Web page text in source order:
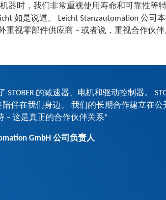
器时，我们非常重视使用寿命和可靠性等
如是说道。 Leicht Stanzautomation 公
重视零部件供应商 – 或者说，重视合作伙伴
的减速器、电机和驱动控制器。
伴在我们身边。 我们的长期合作建立在
– 这是真正的合作伙伴关系”
GmbH 公司负责人